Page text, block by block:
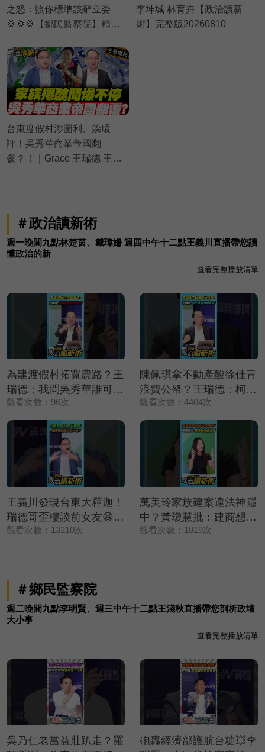
之怒：照你標準該辭立委
💢💢💢【鄉民監察院】精彩
李坤城 林育卉【政治讀新
術】完整版20260810
台東度假村涉圖利、躲環
評！吳秀華商業帝國翻
覆？！｜Grace 王瑞德 王義
＃政治讀新術
週一晚間九點林楚茵、戴瑋姍 週四中午十二點王義川直播帶您讀
懂政治的新
查看完整播放清單
為建渡假村拓寬農路？王
瑞德：我問吳秀華誰可
以？【政治讀新術】精彩
速看⚡20260806
觀看次數：96次
陳佩琪拿不動產酸徐佳青
浪費公帑？王瑞德：柯文
哲拿的錢更多❗【政治讀
新術】精彩速看
⚡20260806
觀看次數：4404次
王義川發現台東大釋迦！
瑞德哥歪樓談前女友😆？
【政治讀新術】精彩速看
觀看次數：13210次
萬美玲家族建案違法神隱
中？黃瓊慧批：建商想低
調處理💥【政治讀新術】
觀看次數：1819次
＃鄉民監察院
週二晚間九點李明賢、週三中午十二點王淺秋直播帶您剖析政壇
大小事
查看完整播放清單
吳乃仁老當益壯趴走？羅
砲轟經濟部護航台糖💥李